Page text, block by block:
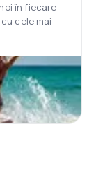
în fiecare
cele mai